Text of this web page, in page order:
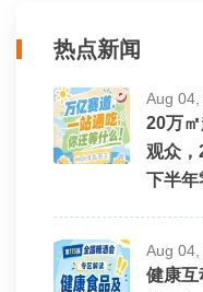
热点新闻
Aug 04,
20万
观众
下半
Aug 04,
健康互